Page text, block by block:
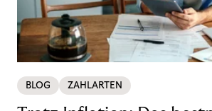
BLOG ZAHLARTEN